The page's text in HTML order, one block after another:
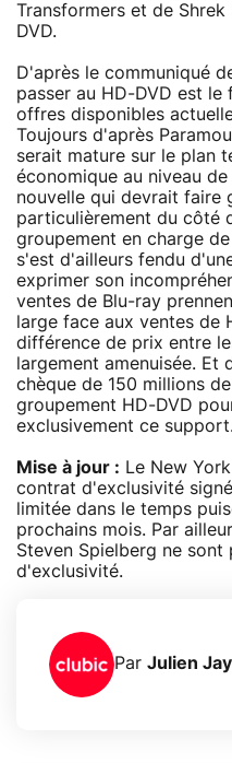
Transformers et de
DVD.
D'après le communiqué
passer au HD-DVD est
offres disponibles
Toujours d'après
serait mature sur le plan
économique au niveau
nouvelle qui devrait faire
particulièrement du côté
groupement en charge
s'est d'ailleurs fendu
exprimer son
ventes de Blu-ray
large face aux ventes de
différence de prix entre
largement amenuisée. Et
chèque de 150 millions
groupement HD-DVD
exclusivement ce support.
Mise à jour : Le New
contrat d'exclusivité
limitée dans le temps
prochains mois. Par
Steven Spielberg ne
d'exclusivité.
Par Julien Jay